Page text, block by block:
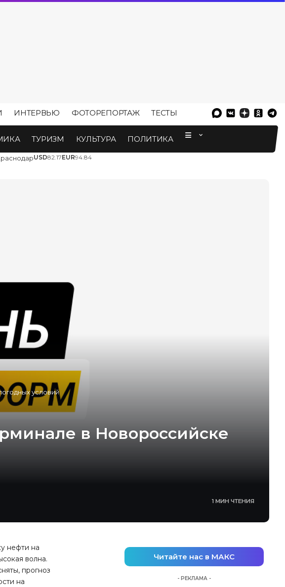
ИНТЕРВЬЮ ФОТОРЕПОРТАЖ ТЕСТЫ
ТУРИЗМ КУЛЬТУРА ПОЛИТИКА
USD82.17EUR94.84
условий
в Новороссийске
1 МИН ЧТЕНИЯ
нефти на
волна.
прогноз
на
Читайте нас в МАКС
- РЕКЛАМА -